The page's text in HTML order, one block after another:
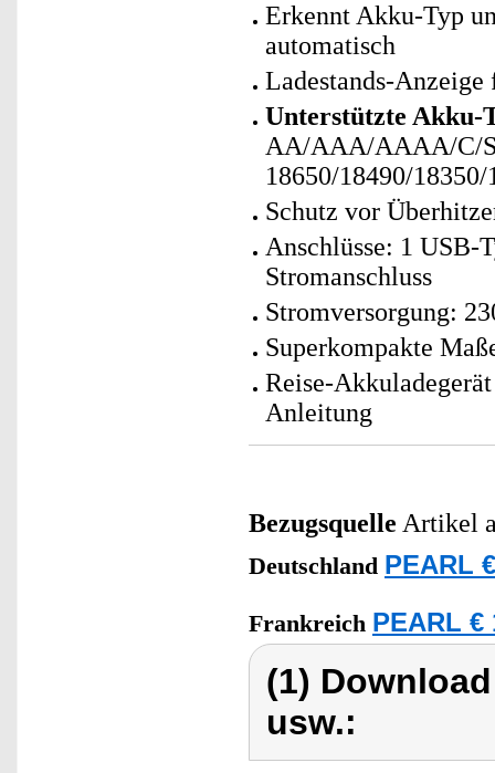
Erkennt Akku-Typ
automatisch
Ladestands-
Unterstützte
AA/AAA/AAAA/C/
18650/18490/
Schutz vor
Anschlüsse: 1
Stromanschluss
Stromversorgung:
Superkompakte
Reise-
Anleitung
Bezugsquelle Artikel
Deutschland PEARL
Frankreich PEARL €
(1)
usw.: